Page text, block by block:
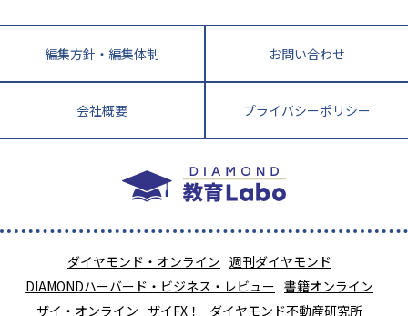
編集方針・編集体制 お問い合わせ
会社概要 プライバシーポリシー
ダイヤモンド・オンライン 週刊ダイヤモンド
DIAMONDハーバード・ビジネス・レビュー 書籍オンライン
ザイ・オンライン ザイFX！ ダイヤモンド不動産研究所